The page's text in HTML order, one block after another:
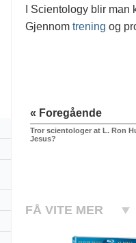
I Scientology blir
Gjennom trening og
« Foregående
Tror scientologer at L. Ron
Jesus?
FÅ VITE MER